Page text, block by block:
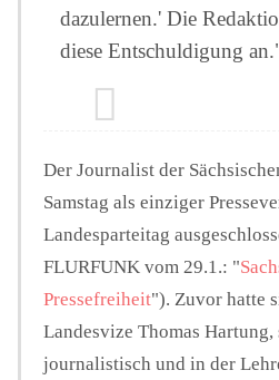
dazulernen.' Die
diese Entschuldigung
Der Journalist der
Samstag als einziger
Landesparteitag
FLURFUNK vom 29.1.: "
Pressefreiheit"). Zuvor hatte
Landesvize Thomas Hartung,
journalistisch und in der